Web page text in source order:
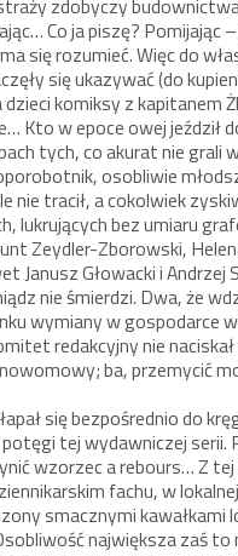
zdobyczy
Co ja piszę? Pomijając
się rozumieć. Więc do
się ukazywać (do
komiksy z kapitanem
Kto w epoce owej
tych, co akurat nie grali
osobliwie
nie tracił, a cokolwiek
lukrujących bez umiaru
Zeydler-Zborowski,
Janusz Głowacki i
nie śmierdzi. Dwa, że
wymiany w gospodarce
redakcyjny nie
ba, przemycić
się bezpośrednio do
tej wydawniczej
wzorzec a rebours… Z
fachu, w
smacznymi
największa zaś